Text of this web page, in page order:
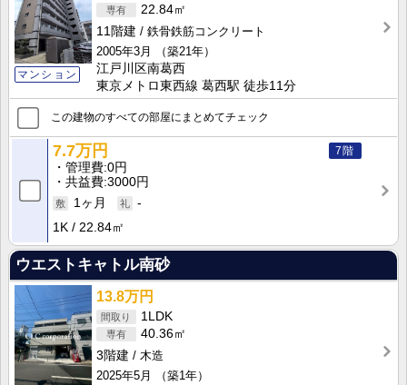
マンション
22.84㎡
11階建
鉄骨鉄筋コンクリート
2005年3月
（築21年）
江戸川区南葛西
東京メトロ東西線 葛西駅 徒歩11分
この建物のすべての部屋にまとめてチェック
7階
7.7万円
管理費 0円
共益費 3000円
1ヶ月
-
1K
22.84㎡
ウエストキャトル南砂
13.8万円
1LDK
40.36㎡
3階建
木造
2025年5月
（築1年）